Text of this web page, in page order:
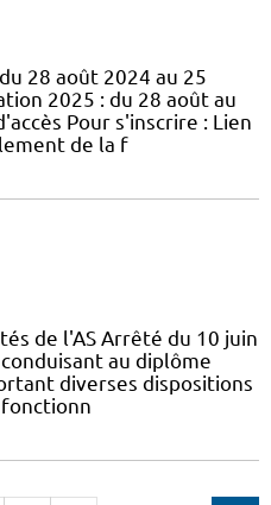
28 août 2024 au 25
2025 : du 28 août au
Pour s'inscrire : Lien
de la f
de l'AS Arrêté du 10 juin
au diplôme
diverses dispositions